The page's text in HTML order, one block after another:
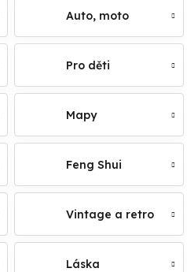
Auto, moto
Pro děti
Mapy
Feng Shui
Vintage a retro
Láska